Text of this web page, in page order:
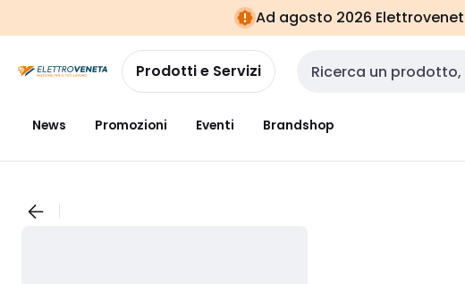
navigazionealla
pagina
Ad agosto 2026
Prodotti e Servizi Cerca input
News Promozioni Eventi Brandshop